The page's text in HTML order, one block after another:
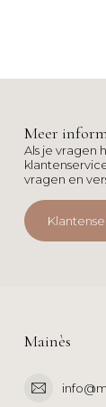
Meer
Als je vragen
vragen en
Mainès